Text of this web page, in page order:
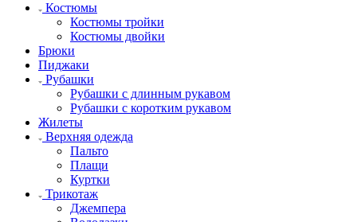
Костюмы
Костюмы тройки
Костюмы двойки
Брюки
Пиджаки
Рубашки
Рубашки с длинным рукавом
Рубашки с коротким рукавом
Жилеты
Верхняя одежда
Пальто
Плащи
Куртки
Трикотаж
Джемпера